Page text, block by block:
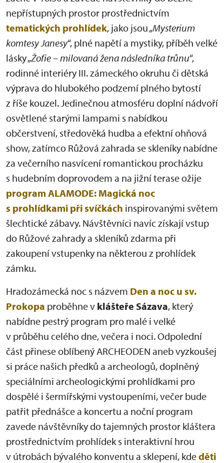
nepřístupných prostor prostřednictvím
tematických prohlídek, jako jsou „Mysterium
komtesy Janesy“, plné napětí a mystiky, příběh velké
lásky „Žofie – milovaná žena následníka trůnu“,
rodinné interiéry III. zámeckého okruhu či dětská
výprava do hlubokého podzemí plného bytostí
z říše kouzel. Jedinečnou atmosféru doplní nádvoří
osvětlené starými lampami s nabídkou
občerstvení, středověká hudba a efektní ohňová
show, zatímco Růžová zahrada se skleníky nabídne
za večerního nasvícení romantickou procházku
s hudebním doprovodem a na jižní terase ožije
program ALAMODE: Magická noc
s prohlídkami při svíčkách inspirovanými světem
šlechtické zábavy. Návštěvníci navíc získají vstup
do Růžové zahrady a skleníků zdarma při
zakoupení vstupenky na některou z prohlídek
zámku.
Hradozámecká noc s názvem Den a noc u sv.
Prokopa proběhne v klášteře Sázava, který
nabídne pestrý program pro malé i velké
v průběhu celého dne, večera i noci. Odpolední
část přinese oblíbený ARCHEODEN aneb vyzkoušej
si práce našich předků a archeologů, doplněný
speciálními archeologickými prohlídkami pro
dospělé i šermířskými vystoupeními, večer bude
patřit přednášce a koncertu a noční program
zavede návštěvníky do tajemných prostor kláštera
prostřednictvím prohlídek s interaktivní hrou
v útrobách bývalého konventu a sklepení, kdeděti